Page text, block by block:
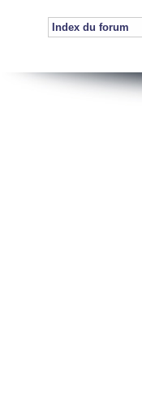
Index du forum